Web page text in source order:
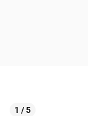
1 / 5